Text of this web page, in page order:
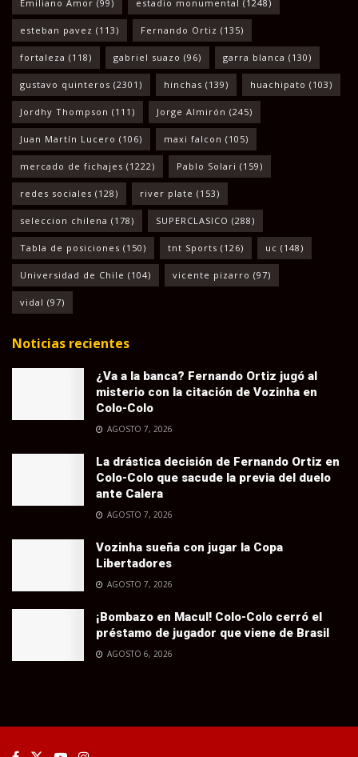
Emiliano Amor (99) estadio monumental (1248)
esteban pavez (113) Fernando Ortiz (135)
fortaleza (118) gabriel suazo (96) garra blanca (130)
gustavo quinteros (2301) hinchas (139) huachipato (103)
Jordhy Thompson (111) Jorge Almirón (245)
Juan Martín Lucero (106) maxi falcon (105)
mercado de fichajes (1222) Pablo Solari (159)
redes sociales (128) river plate (153)
seleccion chilena (178) SUPERCLASICO (288)
Tabla de posiciones (150) tnt Sports (126) uc (148)
Universidad de Chile (104) vicente pizarro (97)
vidal (97)
Noticias recientes
¿Va a la banca? Fernando Ortiz jugó al
misterio con la citación de Vozinha en
Colo-Colo
AGOSTO 7, 2026
La drástica decisión de Fernando Ortiz en
Colo-Colo que sacude la previa del duelo
ante Calera
AGOSTO 7, 2026
Vozinha sueña con jugar la Copa
Libertadores
AGOSTO 7, 2026
¡Bombazo en Macul! Colo-Colo cerró el
préstamo de jugador que viene de Brasil
AGOSTO 6, 2026